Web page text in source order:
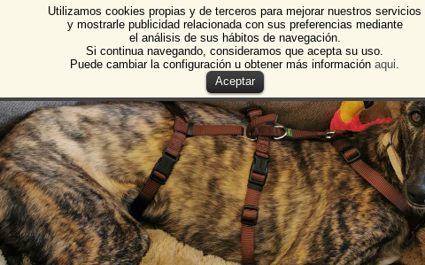
de Animales de Burgos
de Animales y Plantas de Burgos
Utilizamos cookies propias y de terceros para mejorar nuestros servicios
y mostrarle publicidad relacionada con sus preferencias mediante
el análisis de sus hábitos de navegación.
Si continua navegando, consideramos que acepta su uso.
Puede cambiar la configuración u obtener más información aqui.
Aceptar